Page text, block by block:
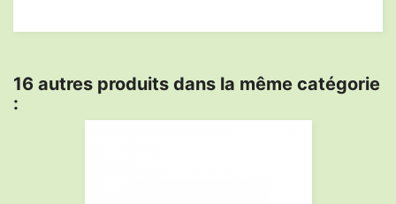
16 autres produits dans la même catégorie
: